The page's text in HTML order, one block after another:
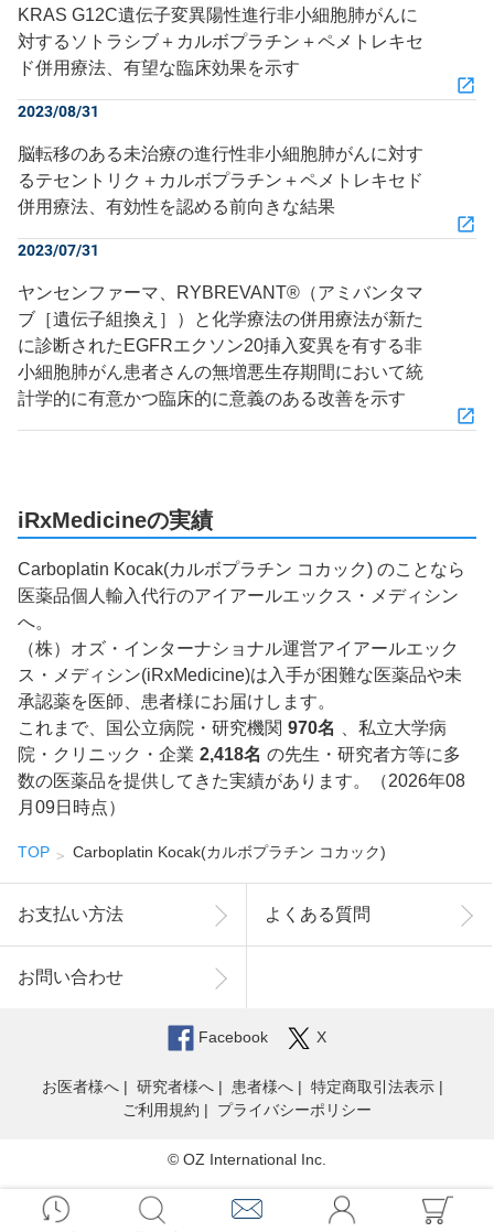
KRAS G12C遺伝子変異陽性進行非小細胞肺がんに
対するソトラシブ＋カルボプラチン＋ペメトレキセ
ド併用療法、有望な臨床効果を示す
2023/08/31
脳転移のある未治療の進行性非小細胞肺がんに対す
るテセントリク＋カルボプラチン＋ペメトレキセド
併用療法、有効性を認める前向きな結果
2023/07/31
ヤンセンファーマ、RYBREVANT®（アミバンタマ
ブ［遺伝子組換え］）と化学療法の併用療法が新た
に診断されたEGFRエクソン20挿入変異を有する非
小細胞肺がん患者さんの無増悪生存期間において統
計学的に有意かつ臨床的に意義のある改善を示す
iRxMedicineの実績
Carboplatin Kocak(カルボプラチン コカック) のことなら
医薬品個人輸入代行のアイアールエックス・メディシン
へ。
（株）オズ・インターナショナル運営アイアールエック
ス・メディシン(iRxMedicine)は入手が困難な医薬品や未
承認薬を医師、患者様にお届けします。
これまで、国公立病院・研究機関 970名
、私立大学病
院・クリニック・企業 2,418名 の先生・研究者方等に多
数の医薬品を提供してきた実績があります。（2026年08
月09日時点）
TOP Carboplatin Kocak(カルボプラチン コカック)
お支払い方法 よくある質問
お問い合わせ
Facebook X
お医者様へ 研究者様へ 患者様へ
特定商取引法表示
ご利用規約
プライバシーポリシー
© OZ International Inc.